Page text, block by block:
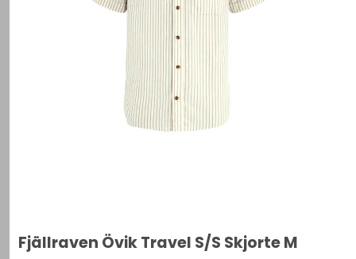
Fjällraven Övik Travel S/S Skjorte M